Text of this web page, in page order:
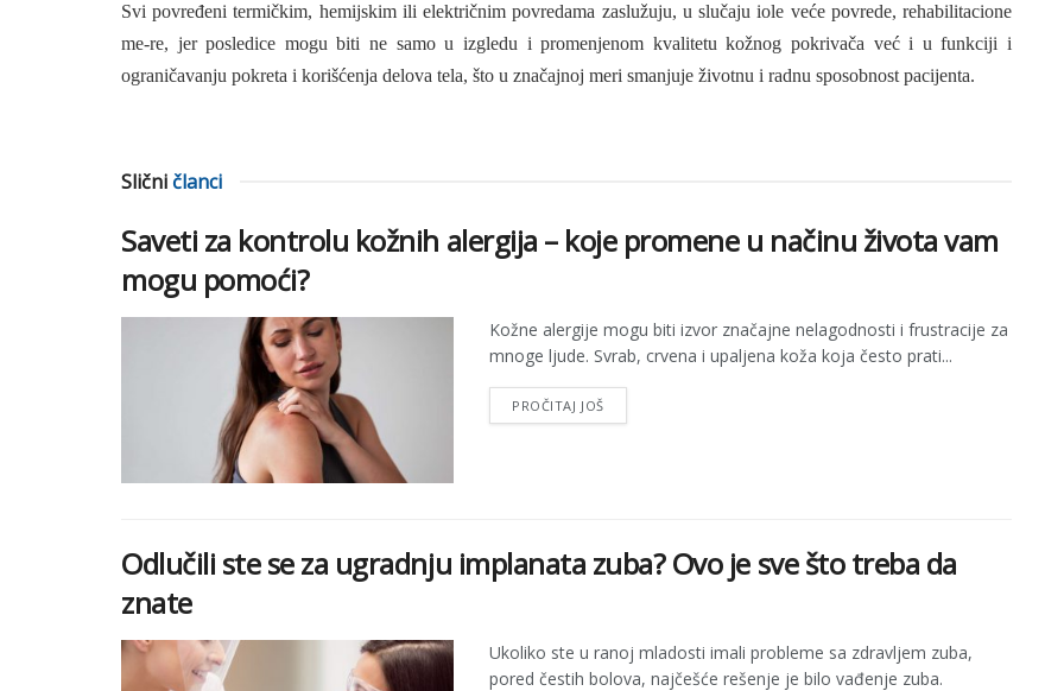
Svi povređeni termičkim, hemijskim ili električnim povredama zaslužuju, u sluča­ju iole veće povrede, rehabilitacione
me-re, jer posledice mogu biti ne samo u izgle­du i promenjenom kvalitetu kožnog pok­rivača već i u funkciji i
ograničavanju po­kreta i korišćenja delova tela, što u značaj­noj meri smanjuje životnu i radnu sposob­nost pacijenta.
Slični članci
Saveti za kontrolu kožnih alergija – koje promene u načinu života vam
mogu pomoći?
Kožne alergije mogu biti izvor značajne nelagodnosti i frustracije za
mnoge ljude. Svrab, crvena i upaljena koža koja često prati...
PROČITAJ JOŠ
Odlučili ste se za ugradnju implanata zuba? Ovo je sve što treba da
znate
Ukoliko ste u ranoj mladosti imali probleme sa zdravljem zuba,
pored čestih bolova, najčešće rešenje je bilo vađenje zuba.